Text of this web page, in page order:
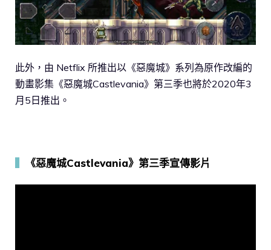
此外，由 Netflix 所推出以《惡魔城》系列為原作改編的
動畫影集《惡魔城Castlevania》第三季也將於2020年3
月5日推出。
《惡魔城Castlevania》第三季宣傳影片